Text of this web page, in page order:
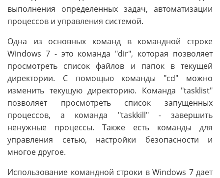
выполнения определенных задач, автоматизации
процессов и управления системой.
Одна из основных команд в командной строке
Windows 7 - это команда "dir", которая позволяет
просмотреть список файлов и папок в текущей
директории. С помощью команды "cd" можно
изменить текущую директорию. Команда "tasklist"
позволяет просмотреть список запущенных
процессов, а команда "taskkill" - завершить
ненужные процессы. Также есть команды для
управления сетью, настройки безопасности и
многое другое.
Использование командной строки в Windows 7 дает